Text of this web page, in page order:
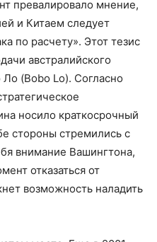
превалировало мнение,
и Китаем следует
по расчету». Этот тезис
австралийского
(Bobo Lo). Согласно
носило краткосрочный
стороны стремились с
внимание Вашингтона,
отказаться от
возможность наладить